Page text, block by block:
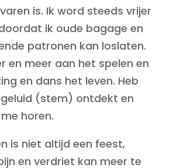
is. Ik word steeds vrijer
ik oude bagage en
patronen kan loslaten.
en meer aan het spelen en
en dans het leven. Heb
(stem) ontdekt en
horen.
is niet altijd een feest,
en verdriet kan meer te